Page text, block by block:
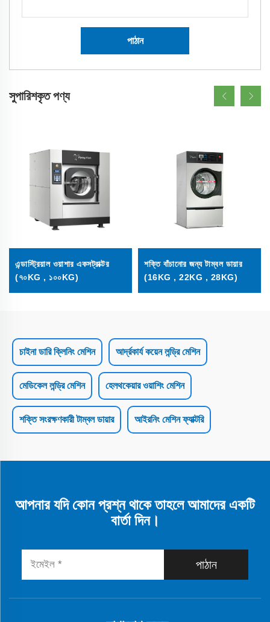
পাঠান
সুপারিশকৃত পণ্য
এন্ডাস্ট্রিয়াল ওয়াশার একসট্রাক্টর
(৭০KG , ১০০KG)
শক্তি বাঁচানোর জন্য টাম্বল ডায়ার
(16KG , 22KG , 28KG)
চাইনা ডারি ক্লিনিং মেশিন আর্দ্রকার্য কয়েন লন্ড্রি মেশিন
মেডিকেল লন্ড্রি মেশিন হেলথকেয়ার ওয়াশিং মেশিন
শক্তি সংরক্ষণকারী টাম্বল ডায়ার আইরনিং মেশিন ফ্যাক্টরি
আপনার যদি কোন প্রশ্ন থাকে তাহলে আমাদের একটি
বার্তা দিন।
পাঠান